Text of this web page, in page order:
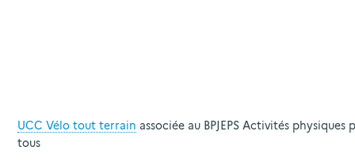
UCC Vélo tout terrain associée au BPJEPS Activités physiques
tous